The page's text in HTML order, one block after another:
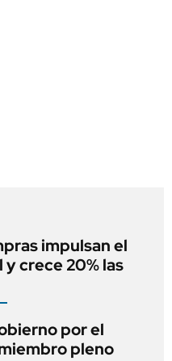
impulsan el
crece 20% las
por el
pleno